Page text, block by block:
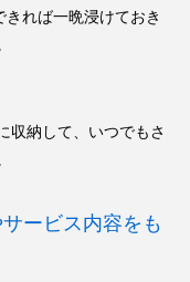
れば一晩浸けておき
収納して、いつでもさ
ービス内容をも